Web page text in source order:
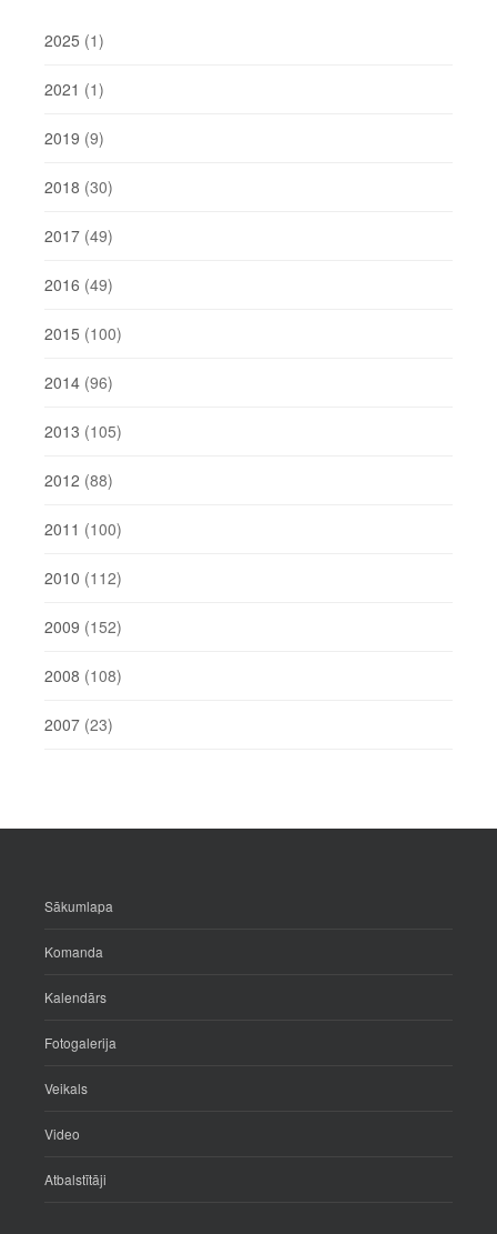
2025 (1)
2021 (1)
2019 (9)
2018 (30)
2017 (49)
2016 (49)
2015 (100)
2014 (96)
2013 (105)
2012 (88)
2011 (100)
2010 (112)
2009 (152)
2008 (108)
2007 (23)
Sākumlapa
Komanda
Kalendārs
Fotogalerija
Veikals
Video
Atbalstītāji